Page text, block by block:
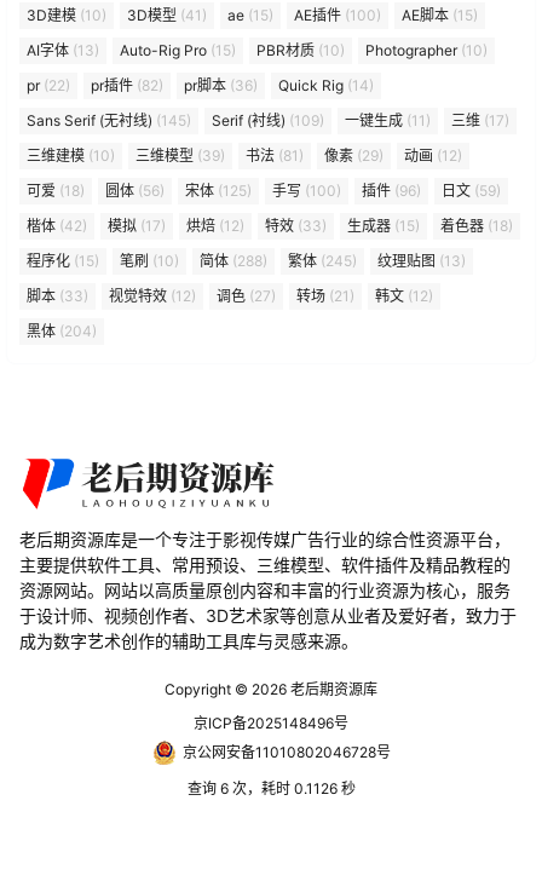
3D建模 (10) 3D模型 (41) ae (15) AE插件 (100) AE脚本 (15)
AI字体 (13) Auto-Rig Pro (15) PBR材质 (10) Photographer(10)
pr(22) pr插件 (82) pr脚本 (36) Quick Rig (14)
Sans Serif (无衬线) (145) Serif (衬线) (109) 一键生成 (11) 三维 (17)
三维建模 (10) 三维模型 (39) 书法 (81) 像素 (29) 动画 (12)
可爱 (18) 圆体 (56) 宋体 (125) 手写 (100) 插件 (96) 日文 (59)
楷体 (42) 模拟 (17) 烘焙 (12) 特效 (33) 生成器 (15) 着色器 (18)
程序化 (15) 笔刷 (10) 简体 (288) 繁体 (245) 纹理贴图 (13)
脚本 (33) 视觉特效 (12) 调色 (27) 转场 (21) 韩文 (12)
黑体 (204)
老后期资源库是一个专注于影视传媒广告行业的综合性资源平台，
主要提供软件工具、常用预设、三维模型、软件插件及精品教程的
资源网站。网站以高质量原创内容和丰富的行业资源为核心，服务
于设计师、视频创作者、3D艺术家等创意从业者及爱好者，致力于
成为数字艺术创作的辅助工具库与灵感来源。
Copyright © 2026 老后期资源库
京ICP备2025148496号
京公网安备11010802046728号
查询 6 次，耗时 0.1126 秒